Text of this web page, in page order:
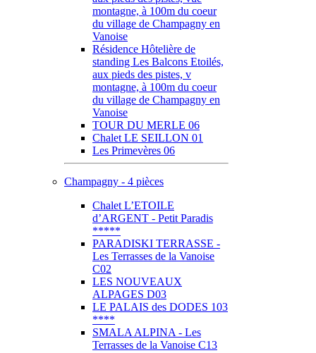
montagne, à 100m du coeur
du village de Champagny en
Vanoise
Résidence Hôtelière de
standing Les Balcons Etoilés,
aux pieds des pistes, v
montagne, à 100m du coeur
du village de Champagny en
Vanoise
TOUR DU MERLE 06
Chalet LE SEILLON 01
Les Primevères 06
Champagny - 4 pièces
Chalet L’ETOILE
d’ARGENT - Petit Paradis
*****
PARADISKI TERRASSE -
Les Terrasses de la Vanoise
C02
LES NOUVEAUX
ALPAGES D03
LE PALAIS des DODES 103
****
SMALA ALPINA - Les
Terrasses de la Vanoise C13